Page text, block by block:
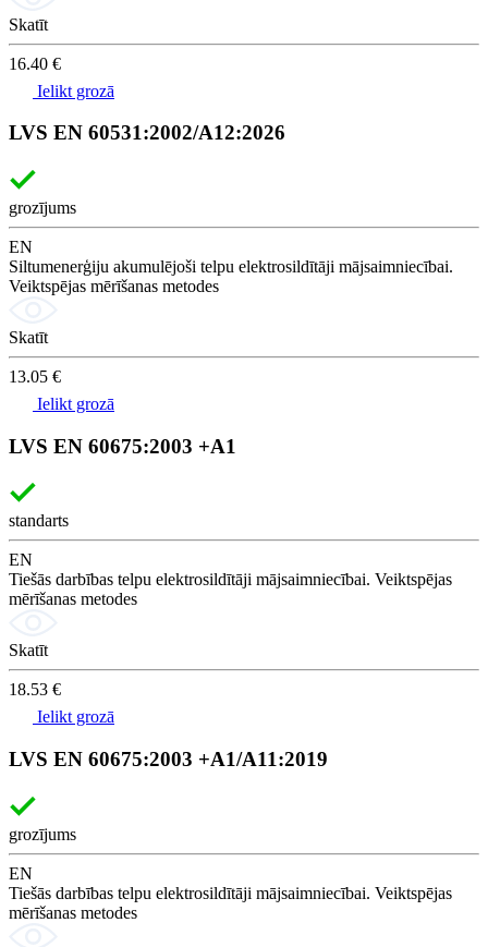
Skatīt
16.40 €
Ielikt grozā
LVS EN 60531:2002/A12:2026
grozījums
EN
Siltumenerģiju akumulējoši telpu elektrosildītāji mājsaimniecībai.
Veiktspējas mērīšanas metodes
Skatīt
13.05 €
Ielikt grozā
LVS EN 60675:2003 +A1
standarts
EN
Tiešās darbības telpu elektrosildītāji mājsaimniecībai. Veiktspējas
mērīšanas metodes
Skatīt
18.53 €
Ielikt grozā
LVS EN 60675:2003 +A1/A11:2019
grozījums
EN
Tiešās darbības telpu elektrosildītāji mājsaimniecībai. Veiktspējas
mērīšanas metodes